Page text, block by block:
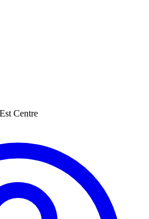
Centre